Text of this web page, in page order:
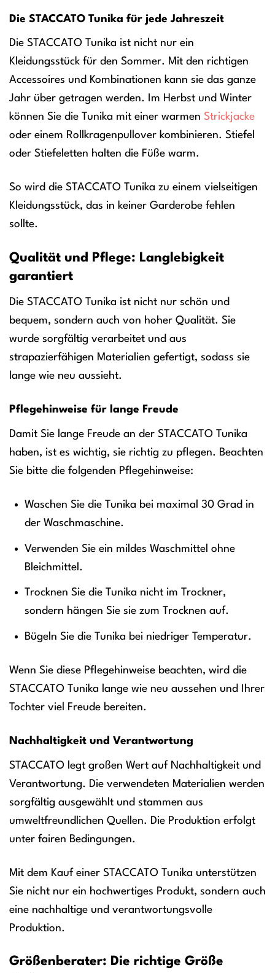
Die STACCATO Tunika für jede Jahreszeit
Die STACCATO Tunika ist nicht nur ein
Kleidungsstück für den Sommer. Mit den richtigen
Accessoires und Kombinationen kann sie das ganze
Jahr über getragen werden. Im Herbst und Winter
können Sie die Tunika mit einer warmen Strickjacke
oder einem Rollkragenpullover kombinieren. Stiefel
oder Stiefeletten halten die Füße warm.
So wird die STACCATO Tunika zu einem vielseitigen
Kleidungsstück, das in keiner Garderobe fehlen
sollte.
Qualität und Pflege: Langlebigkeit
garantiert
Die STACCATO Tunika ist nicht nur schön und
bequem, sondern auch von hoher Qualität. Sie
wurde sorgfältig verarbeitet und aus
strapazierfähigen Materialien gefertigt, sodass sie
lange wie neu aussieht.
Pflegehinweise für lange Freude
Damit Sie lange Freude an der STACCATO Tunika
haben, ist es wichtig, sie richtig zu pflegen. Beachten
Sie bitte die folgenden Pflegehinweise:
Waschen Sie die Tunika bei maximal 30 Grad in
der Waschmaschine.
Verwenden Sie ein mildes Waschmittel ohne
Bleichmittel.
Trocknen Sie die Tunika nicht im Trockner,
sondern hängen Sie sie zum Trocknen auf.
Bügeln Sie die Tunika bei niedriger Temperatur.
Wenn Sie diese Pflegehinweise beachten, wird die
STACCATO Tunika lange wie neu aussehen und Ihrer
Tochter viel Freude bereiten.
Nachhaltigkeit und Verantwortung
STACCATO legt großen Wert auf Nachhaltigkeit und
Verantwortung. Die verwendeten Materialien werden
sorgfältig ausgewählt und stammen aus
umweltfreundlichen Quellen. Die Produktion erfolgt
unter fairen Bedingungen.
Mit dem Kauf einer STACCATO Tunika unterstützen
Sie nicht nur ein hochwertiges Produkt, sondern auch
eine nachhaltige und verantwortungsvolle
Produktion.
Größenberater: Die richtige Größe